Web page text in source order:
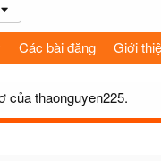
Các bài đăng Giới
của thaonguyen225.